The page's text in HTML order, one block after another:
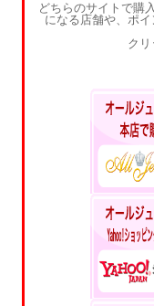
どちらのサイトで購
になる店舗や、ポ
クリ
本店ポイン
も5%